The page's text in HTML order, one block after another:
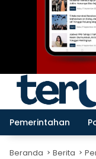
Pemerintahan
Beranda Berita